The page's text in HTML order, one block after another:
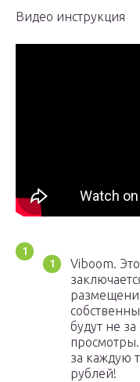
Видео инструкция
Viboom.
будут не
за каждую
рублей!